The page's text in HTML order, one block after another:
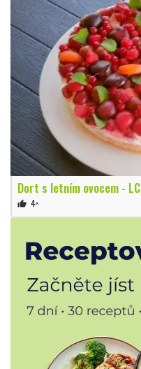
Dort s letním ovocem - LC
thumb_up 4×